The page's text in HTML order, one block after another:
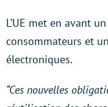
L’UE met en avant
consommateurs et
électroniques.
“Ces nouvelles